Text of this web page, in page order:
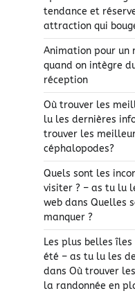
tendance et
attraction qui
Animation pour un
quand on intègre
réception
Où trouver les
lu les dernières
trouver les
céphalopodes?
Quels sont les
visiter ? – as tu lu
web dans Quelles
manquer ?
Les plus belles
été – as tu lu les
dans Où trouver
la randonnée en